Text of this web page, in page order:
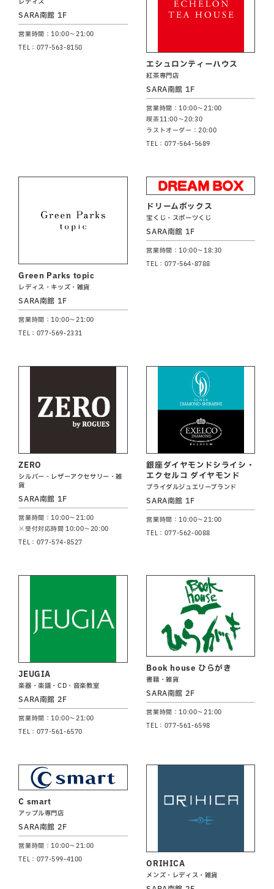
レディス
SARA南館 1F
営業時間：10:00～21:00
TEL：077-563-8150
エシュロンティーハウス
紅茶専門店
SARA南館 1F
営業時間：10:00～21:00
喫茶11:00～20:30
ラストオーダー：20:00
TEL：077-564-5689
Green Parks topic
レディス・キッズ・雑貨
SARA南館 1F
営業時間：10:00～21:00
TEL：077-569-2331
ドリームボックス
宝くじ・スポーツくじ
SARA南館 1F
営業時間：10:00～18:30
TEL：077-564-8788
ZERO
シルバー・レザーアクセサリー・雑
貨
SARA南館 1F
営業時間：10:00～21:00
※受付対応時間 10:00～20:00
TEL：077-574-8527
銀座ダイヤモンドシライシ・
エクセルコ ダイヤモンド
ブライダルジュエリーブランド
SARA南館 1F
営業時間：10:00～21:00
TEL：077-562-0088
JEUGIA
楽器・楽譜・CD・音楽教室
SARA南館 2F
営業時間：10:00～21:00
TEL：077-561-6570
Book house ひらがき
書籍・雑貨
SARA南館 2F
営業時間：10:00～21:00
TEL：077-561-6598
C smart
アップル専門店
SARA南館 2F
営業時間：10:00～21:00
TEL：077-599-4100
ORIHICA
メンズ・レディス・雑貨